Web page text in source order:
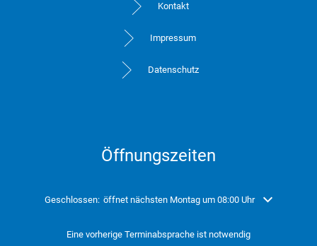
Kontakt
Impressum
Datenschutz
Öffnungszeiten
Klicken, um weitere Öffnungs- oder Schließzeiten auszublenden
Geschlossen: öffnet nächsten Montag um 08:00 Uhr
Eine vorherige Terminabsprache ist notwendig